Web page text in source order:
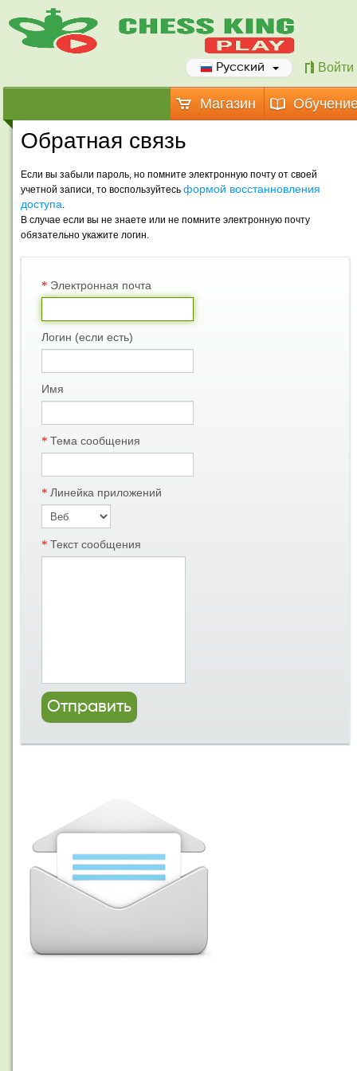
Войти
Русский
Магазин
Обратная связь
Если вы забыли пароль, но помните электронную почту от своей
учетной записи, то воспользуйтесь формой восстанновления
доступа.
В случае если вы не знаете или не помните электронную почту
обязательно укажите логин.
* Электронная почта
Логин (если есть)
Имя
* Тема сообщения
* Линейка приложений
* Текст сообщения
Отправить